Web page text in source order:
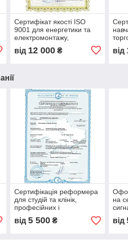
Сертифікат якості ISO
9001 для енергетики та
електромонтажу,
контроль якості,
від 12 000₴
ISO
від
Сертифікація реформера
для студій та клінік,
професійних і
реформерів, лабораторні
від 5 500₴
на
від